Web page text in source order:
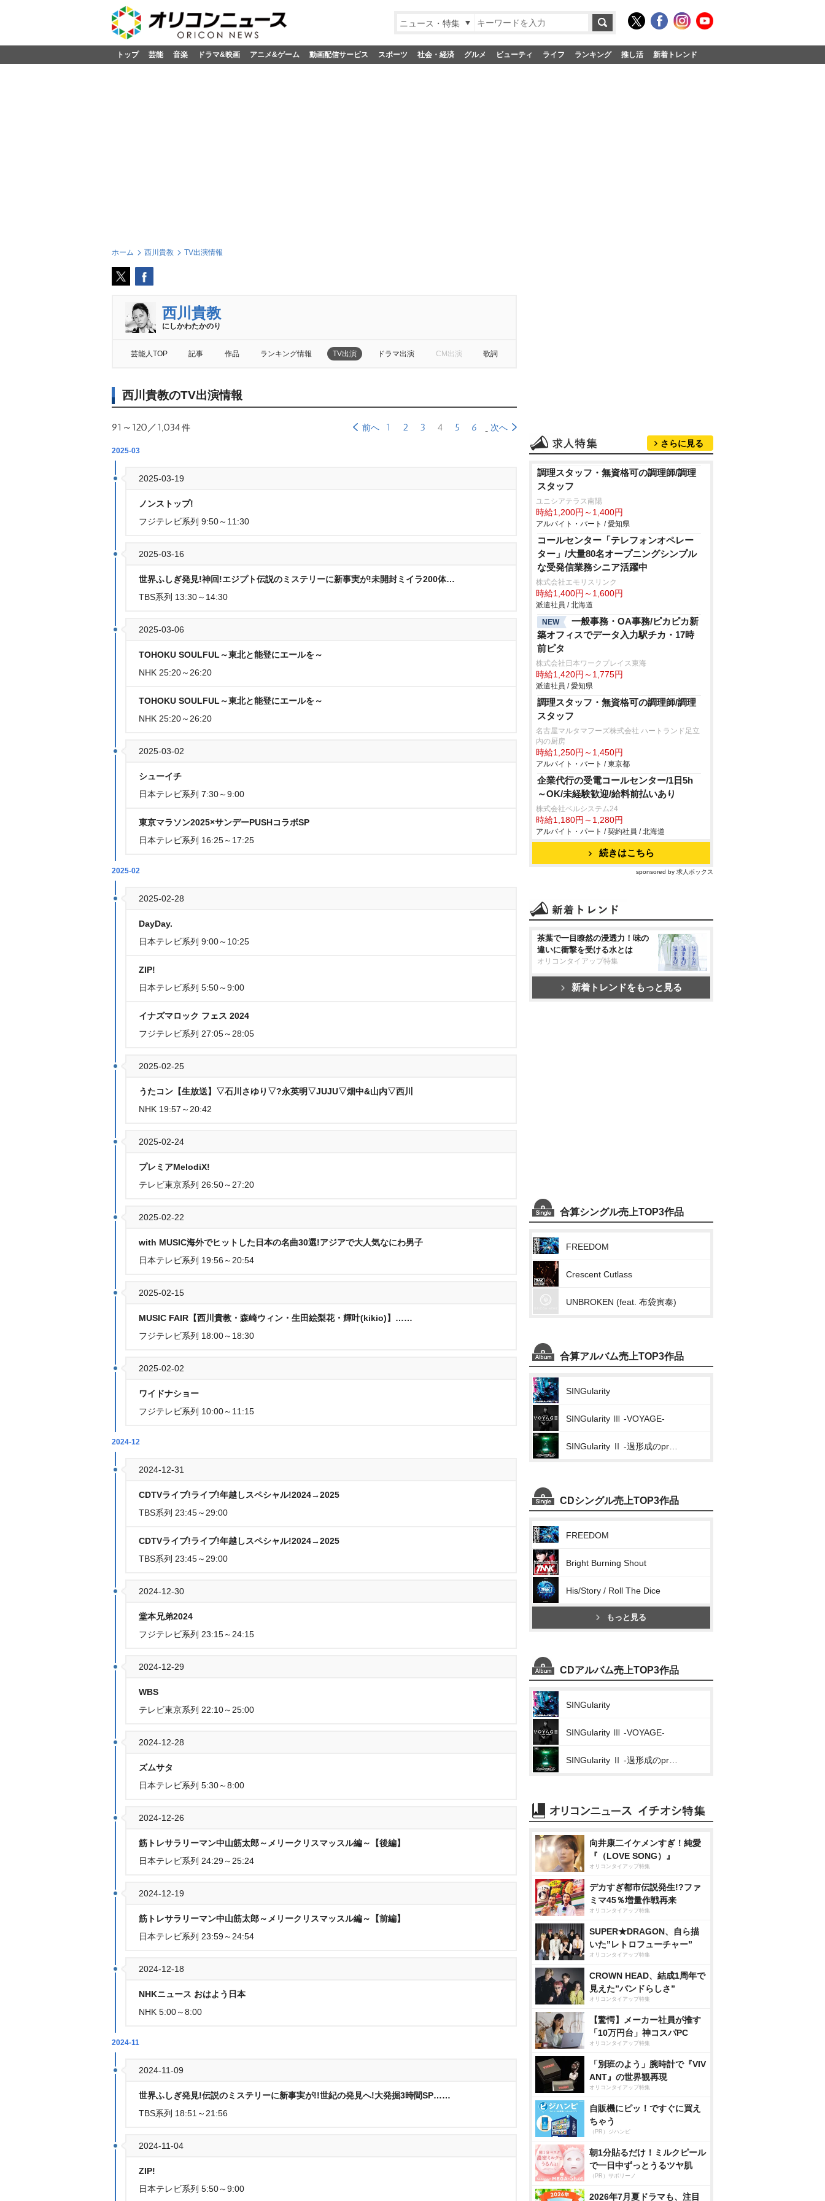
ニュース・特集
トップ 芸能 音楽 ドラマ&映画 アニメ&ゲーム 動画配信サービス スポーツ 社会・経済 グルメ ビューティ ライフ ランキング 推し活 新着トレンド
ホーム 西川貴教 TV出演情報
西川貴教
にしかわたかのり
芸能人TOP 記事 作品 ランキング情報 TV出演 ドラマ出演 CM出演 歌詞
西川貴教のTV出演情報
91～120／1,034件 前へ 1 2 3 4 5 6 次へ
2025-03
2025-03-19
ノンストップ!
フジテレビ系列 9:50～11:30
2025-03-16
世界ふしぎ発見!神回!エジプト伝説のミステリーに新事実が!未開封ミイラ200体…
TBS系列 13:30～14:30
2025-03-06
TOHOKU SOULFUL～東北と能登にエールを～
NHK 25:20～26:20
TOHOKU SOULFUL～東北と能登にエールを～
NHK 25:20～26:20
2025-03-02
シューイチ
日本テレビ系列 7:30～9:00
東京マラソン2025×サンデーPUSHコラボSP
日本テレビ系列 16:25～17:25
2025-02
2025-02-28
DayDay.
日本テレビ系列 9:00～10:25
ZIP!
日本テレビ系列 5:50～9:00
イナズマロック フェス 2024
フジテレビ系列 27:05～28:05
2025-02-25
うたコン【生放送】▽石川さゆり▽?永英明▽JUJU▽畑中&山内▽西川
NHK 19:57～20:42
2025-02-24
プレミアMelodiX!
テレビ東京系列 26:50～27:20
2025-02-22
with MUSIC海外でヒットした日本の名曲30選!アジアで大人気なにわ男子
日本テレビ系列 19:56～20:54
2025-02-15
MUSIC FAIR【西川貴教・森崎ウィン・生田絵梨花・輝叶(kikio)】……
フジテレビ系列 18:00～18:30
2025-02-02
ワイドナショー
フジテレビ系列 10:00～11:15
2024-12
2024-12-31
CDTVライブ!ライブ!年越しスペシャル!2024→2025
TBS系列 23:45～29:00
CDTVライブ!ライブ!年越しスペシャル!2024→2025
TBS系列 23:45～29:00
2024-12-30
堂本兄弟2024
フジテレビ系列 23:15～24:15
2024-12-29
WBS
テレビ東京系列 22:10～25:00
2024-12-28
ズムサタ
日本テレビ系列 5:30～8:00
2024-12-26
筋トレサラリーマン中山筋太郎～メリークリスマッスル編～【後編】
日本テレビ系列 24:29～25:24
2024-12-19
筋トレサラリーマン中山筋太郎～メリークリスマッスル編～【前編】
日本テレビ系列 23:59～24:54
2024-12-18
NHKニュース おはよう日本
NHK 5:00～8:00
2024-11
2024-11-09
世界ふしぎ発見!伝説のミステリーに新事実が!!世紀の発見へ!大発掘3時間SP……
TBS系列 18:51～21:56
2024-11-04
ZIP!
日本テレビ系列 5:50～9:00
さらに見る
調理スタッフ・無資格可の調理師/調理
スタッフ
ユニシアテラス南陽
時給1,200円～1,400円
アルバイト・パート / 愛知県
コールセンター「テレフォンオペレー
ター」/大量80名オープニングシンプル
な受発信業務シニア活躍中
株式会社エモリスリンク
時給1,400円～1,600円
派遣社員 / 北海道
NEW
一般事務・OA事務/ピカピカ新
築オフィスでデータ入力駅チカ・17時
前ピタ
株式会社日本ワークプレイス東海
時給1,420円～1,775円
派遣社員 / 愛知県
調理スタッフ・無資格可の調理師/調理
スタッフ
名古屋マルタマフーズ株式会社 ハートランド足立
内の厨房
時給1,250円～1,450円
アルバイト・パート / 東京都
企業代行の受電コールセンター/1日5h
～OK/未経験歓迎/給料前払いあり
株式会社ベルシステム24
時給1,180円～1,280円
アルバイト・パート / 契約社員 / 北海道
続きはこちら
sponsored by 求人ボックス
茶葉で一目瞭然の浸透力！味の
違いに衝撃を受ける水とは
オリコンタイアップ特集
新着トレンドをもっと見る
合算シングル売上TOP3作品
FREEDOM
Crescent Cutlass
UNBROKEN (feat. 布袋寅泰)
合算アルバム売上TOP3作品
SINGularity
SINGularity Ⅲ -VOYAGE-
CDシングル売上TOP3作品
FREEDOM
Bright Burning Shout
His/Story / Roll The Dice
もっと見る
CDアルバム売上TOP3作品
SINGularity
SINGularity Ⅲ -VOYAGE-
向井康二イケメンすぎ！純愛
『（LOVE SONG）』
オリコンタイアップ特集
デカすぎ都市伝説発生!?ファ
ミマ45％増量作戦再来
オリコンタイアップ特集
SUPER★DRAGON、自ら描
いた”レトロフューチャー”
オリコンタイアップ特集
CROWN HEAD、結成1周年で
見えた”バンドらしさ”
オリコンタイアップ特集
【驚愕】メーカー社員が推す
「10万円台」神コスパPC
オリコンタイアップ特集
「別班のよう」腕時計で『VIV
ANT』の世界観再現
オリコンタイアップ特集
自販機にピッ！ですぐに買え
ちゃう
（PR）ジハンピ
朝1分貼るだけ！ミルクピール
で一日中ずっとうるツヤ肌
（PR）サボリーノ
2026年7月夏ドラマも、注目